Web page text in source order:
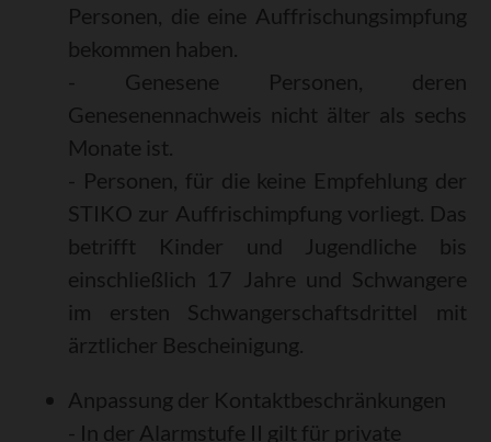
Personen, die eine Auffrischungsimpfung
bekommen haben.
- Genesene Personen, deren
Genesenennachweis nicht älter als sechs
Monate ist.
- Personen, für die keine Empfehlung der
STIKO zur Auffrischimpfung vorliegt. Das
betrifft Kinder und Jugendliche bis
einschließlich 17 Jahre und Schwangere
im ersten Schwangerschaftsdrittel mit
ärztlicher Bescheinigung.
Anpassung der Kontaktbeschränkungen
- In der Alarmstufe II gilt für private